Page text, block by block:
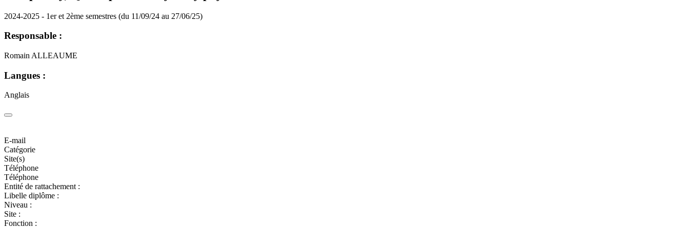
2024-2025 - 1er et 2ème semestres (du 11/09/24 au 27/06/25)
Responsable :
Romain ALLEAUME
Langues :
Anglais
E-mail
Catégorie
Site(s)
Téléphone
Téléphone
Entité de rattachement :
Libelle diplôme :
Niveau :
Site :
Fonction :